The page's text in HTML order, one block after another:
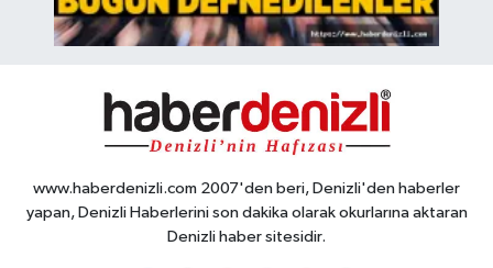
www.haberdenizli.com 2007'den beri, Denizli'den haberler
yapan, Denizli Haberlerini son dakika olarak okurlarına aktaran
Denizli haber sitesidir.